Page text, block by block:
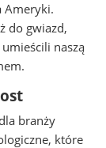
Ameryki.
do gwiazd,
naszą
branży
które